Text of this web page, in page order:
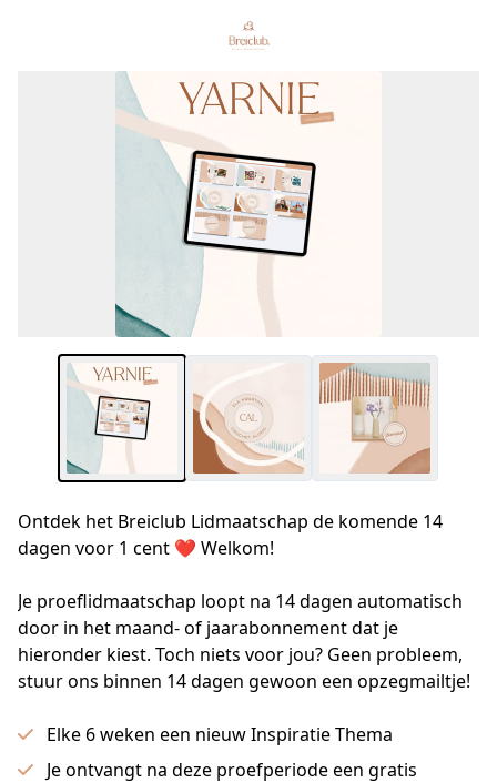
Ontdek het Breiclub Lidmaatschap de komende 14
dagen voor 1 cent ❤️ Welkom!
Je proeflidmaatschap loopt na 14 dagen automatisch
door in het maand- of jaarabonnement dat je
hieronder kiest. Toch niets voor jou? Geen probleem,
stuur ons binnen 14 dagen gewoon een opzegmailtje!
Elke 6 weken een nieuw Inspiratie Thema
Je ontvangt na deze proefperiode een gratis